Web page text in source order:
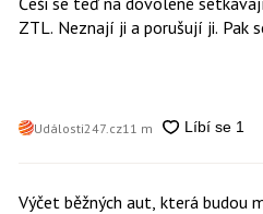
ZTL. Neznají ji a porušují ji. Pak
Události247.cz11 m
Výčet běžných aut, která budou